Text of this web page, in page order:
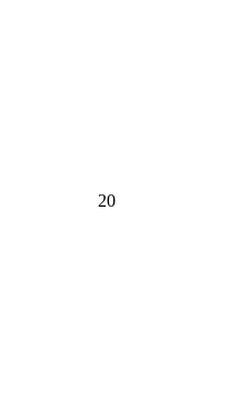
20